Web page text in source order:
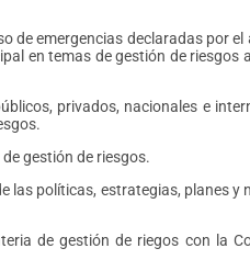
de emergencias declaradas por el
en temas de gestión de riesgos
privados, nacionales e
gestión de riesgos.
las políticas, estrategias, planes y
de gestión de riegos con la